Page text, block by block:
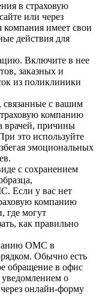
в страховую
или через
имеет свои
действия для
Включите в нее
заказных и
из поликлиники
с вашим
компанию
причины
это используйте
эмоциональных
с сохранением
Если у вас нет
компанию
где могут
как правильно
ОМС в
Обычно есть
обращение в офис
уведомлением о
онлайн-форму